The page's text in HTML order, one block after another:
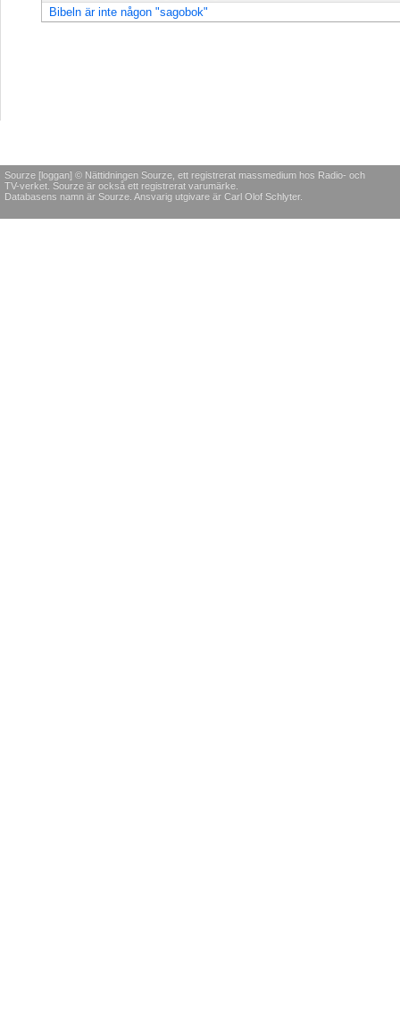
Bibeln är inte någon "sagobok"
Sourze [loggan] © Nättidningen Sourze, ett registrerat massmedium hos Radio- och
TV-verket. Sourze är också ett registrerat varumärke.
Databasens namn är Sourze. Ansvarig utgivare är Carl Olof Schlyter.